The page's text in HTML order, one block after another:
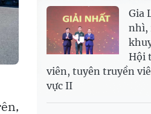
Gia
nhì,
Hội
viên, tuyên truyền
vực II